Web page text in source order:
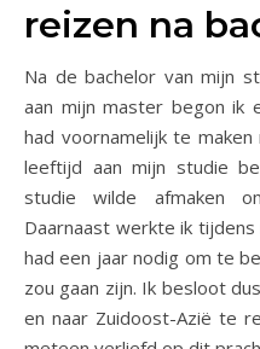
reizen na
Na de bachelor van mijn studie besloot ik dat voordat ik
aan mijn master begon ik
had voornamelijk te
leeftijd aan mijn studie
studie wilde afmaken
Daarnaast werkte ik
had een jaar nodig om te
zou gaan zijn. Ik besloot
en naar Zuidoost-Azië te